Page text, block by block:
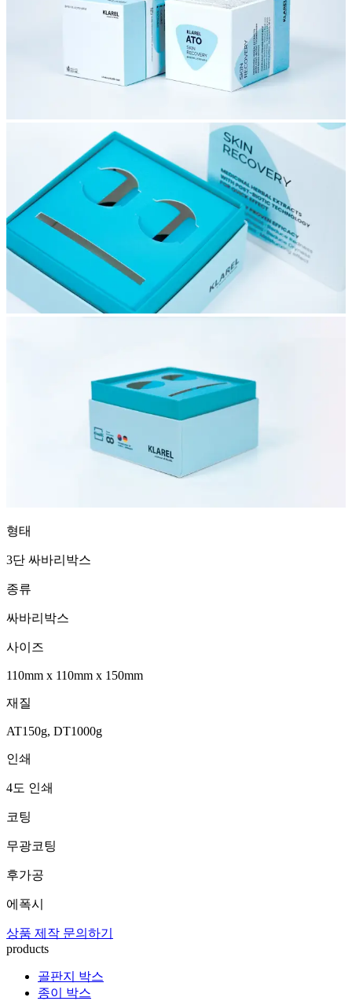
형태
3단 싸바리박스
종류
싸바리박스
사이즈
110mm x 110mm x 150mm
재질
AT150g, DT1000g
인쇄
4도 인쇄
코팅
무광코팅
후가공
에폭시
상품 제작 문의하기
products
골판지 박스
종이 박스